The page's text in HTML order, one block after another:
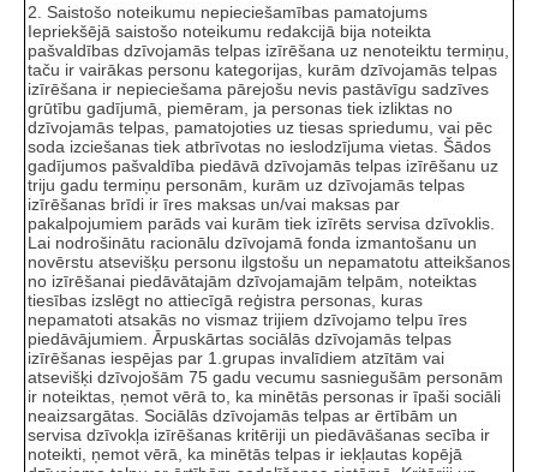
2. Saistošo noteikumu nepieciešamības pamatojums
Iepriekšējā saistošo noteikumu redakcijā bija noteikta
pašvaldības dzīvojamās telpas izīrēšana uz nenoteiktu termiņu,
taču ir vairākas personu kategorijas, kurām dzīvojamās telpas
izīrēšana ir nepieciešama pārejošu nevis pastāvīgu sadzīves
grūtību gadījumā, piemēram, ja personas tiek izliktas no
dzīvojamās telpas, pamatojoties uz tiesas spriedumu, vai pēc
soda izciešanas tiek atbrīvotas no ieslodzījuma vietas. Šādos
gadījumos pašvaldība piedāvā dzīvojamās telpas izīrēšanu uz
triju gadu termiņu personām, kurām uz dzīvojamās telpas
izīrēšanas brīdi ir īres maksas un/vai maksas par
pakalpojumiem parāds vai kurām tiek izīrēts servisa dzīvoklis.
Lai nodrošinātu racionālu dzīvojamā fonda izmantošanu un
novērstu atsevišķu personu ilgstošu un nepamatotu atteikšanos
no izīrēšanai piedāvātajām dzīvojamajām telpām, noteiktas
tiesības izslēgt no attiecīgā reģistra personas, kuras
nepamatoti atsakās no vismaz trijiem dzīvojamo telpu īres
piedāvājumiem. Ārpuskārtas sociālās dzīvojamās telpas
izīrēšanas iespējas par 1.grupas invalīdiem atzītām vai
atsevišķi dzīvojošām 75 gadu vecumu sasniegušām personām
ir noteiktas, ņemot vērā to, ka minētās personas ir īpaši sociāli
neaizsargātas. Sociālās dzīvojamās telpas ar ērtībām un
servisa dzīvokļa izīrēšanas kritēriji un piedāvāšanas secība ir
noteikti, ņemot vērā, ka minētās telpas ir iekļautas kopējā